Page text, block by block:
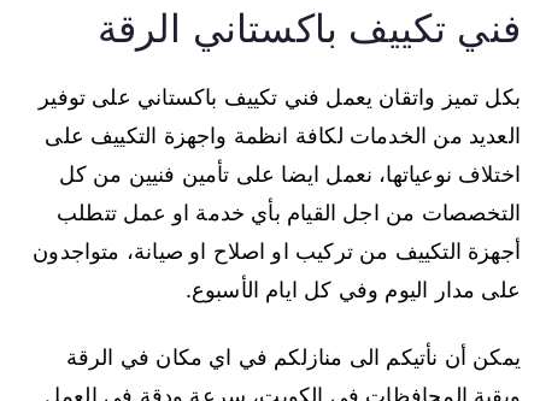
فني تكييف باكستاني الرقة
بكل تميز واتقان يعمل فني تكييف باكستاني على توفير
العديد من الخدمات لكافة انظمة واجهزة التكييف على
اختلاف نوعياتها، نعمل ايضا على تأمين فنيين من كل
التخصصات من اجل القيام بأي خدمة او عمل تتطلب
أجهزة التكييف من تركيب او اصلاح او صيانة، متواجدون
على مدار اليوم وفي كل ايام الأسبوع.
يمكن أن نأتيكم الى منازلكم في اي مكان في الرقة
وبقية المحافظات في الكويت، سرعة ودقة في العمل